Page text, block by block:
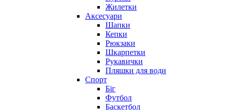
Жилетки
Аксесуари
Шапки
Кепки
Рюкзаки
Шкарпетки
Рукавички
Пляшки для води
Спорт
Біг
Футбол
Баскетбол